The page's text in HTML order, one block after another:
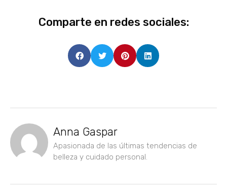
Comparte en redes sociales:
Anna Gaspar
Apasionada de las últimas tendencias de
belleza y cuidado personal.